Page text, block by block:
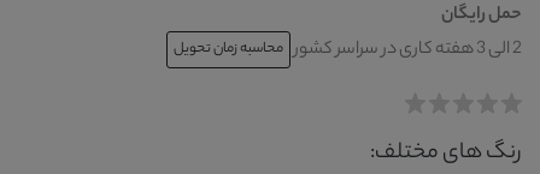
حمل رایگان
2 الی 3 هفته کاری در سراسر کشور
محاسبه زمان تحویل
رنگ های مختلف: